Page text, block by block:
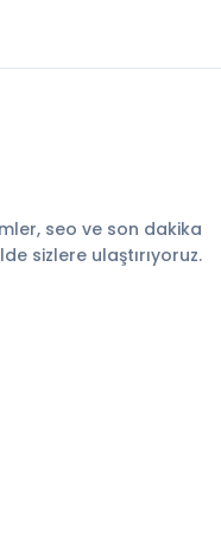
seo ve son dakika
sizlere ulaştırıyoruz.